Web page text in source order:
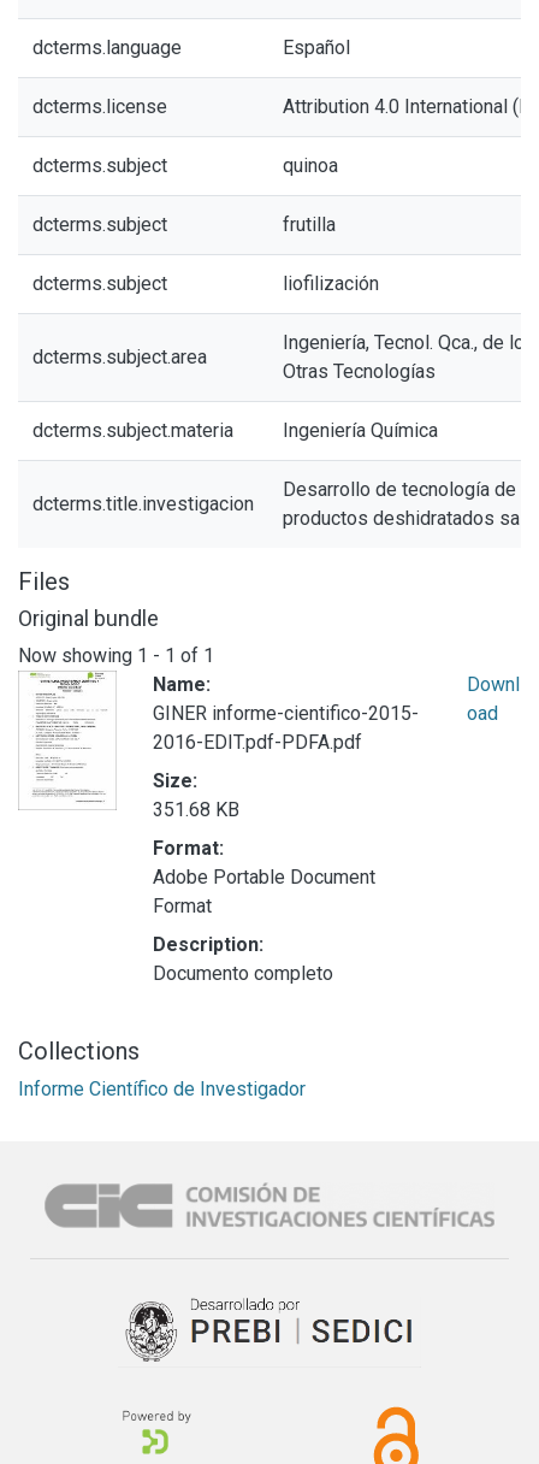
dcterms.language Español
dcterms.license Attribution 4.0 International
dcterms.subject quinoa
dcterms.subject frutilla
dcterms.subject liofilización
dcterms.subject.area
Ingeniería, Tecnol. Qca., de
Otras Tecnologías
dcterms.subject.materia Ingeniería Química
dcterms.title.investigacion
Desarrollo de tecnología de
productos deshidratados
Files
Original bundle
Now showing 1 - 1 of 1
Name:
GINER informe-cientifico-2015-
2016-EDIT.pdf-PDFA.pdf
Size:
351.68 KB
Format:
Adobe Portable Document
Format
Description:
Documento completo
Downl
oad
Collections
Informe Científico de Investigador